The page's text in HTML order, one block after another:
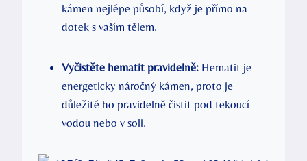
kámen nejlépe působí, když je přímo na
dotek s vaším tělem.
Vyčistěte hematit pravidelně: Hematit je
energeticky náročný kámen, proto je
důležité ho pravidelně čistit pod tekoucí
vodou nebo v soli.